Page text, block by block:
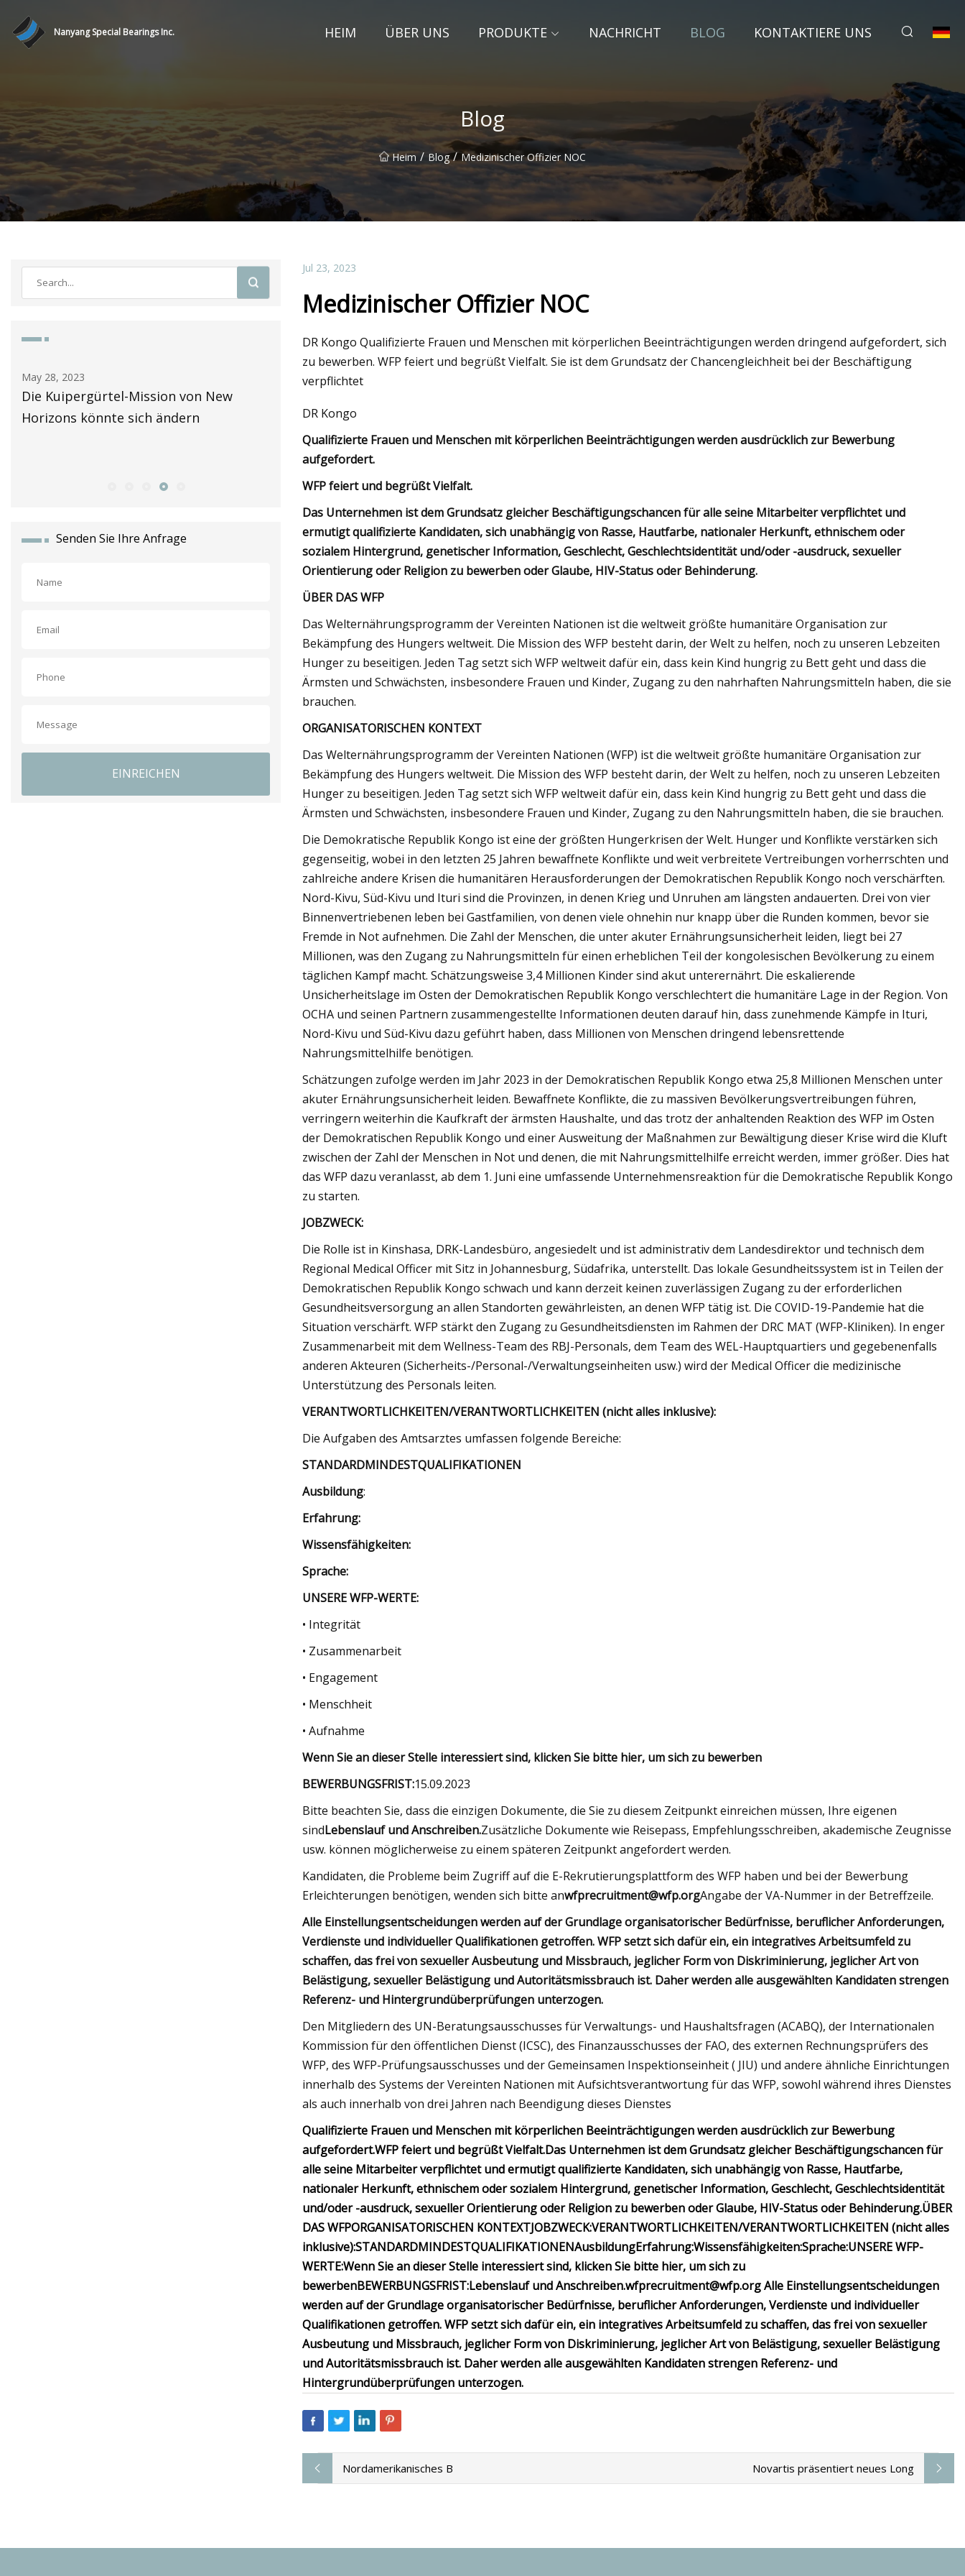
Nanyang Special Bearings Inc. HEIM ÜBER UNS PRODUKTE NACHRICHT BLOG KONTAKTIERE UNS
Blog
Heim / Blog / Medizinischer Offizier NOC
May 28, 2023
Die Kuipergürtel-Mission von New
Horizons könnte sich ändern
May 29, 2023
wird bei (einigen) Prusa 3D-Druckern
einfacher
den Sun Belt-Volleyballspielern der
Senden Sie Ihre Anfrage
EINREICHEN
Jul 23, 2023
Medizinischer Offizier NOC
DR Kongo Qualifizierte Frauen und Menschen mit körperlichen Beeinträchtigungen werden dringend aufgefordert, sich
zu bewerben. WFP feiert und begrüßt Vielfalt. Sie ist dem Grundsatz der Chancengleichheit bei der Beschäftigung
verpflichtet
DR Kongo
Qualifizierte Frauen und Menschen mit körperlichen Beeinträchtigungen werden ausdrücklich zur Bewerbung
aufgefordert.
WFP feiert und begrüßt Vielfalt.
Das Unternehmen ist dem Grundsatz gleicher Beschäftigungschancen für alle seine Mitarbeiter verpflichtet und
ermutigt qualifizierte Kandidaten, sich unabhängig von Rasse, Hautfarbe, nationaler Herkunft, ethnischem oder
sozialem Hintergrund, genetischer Information, Geschlecht, Geschlechtsidentität und/oder -ausdruck, sexueller
Orientierung oder Religion zu bewerben oder Glaube, HIV-Status oder Behinderung.
ÜBER DAS WFP
Das Welternährungsprogramm der Vereinten Nationen ist die weltweit größte humanitäre Organisation zur
Bekämpfung des Hungers weltweit. Die Mission des WFP besteht darin, der Welt zu helfen, noch zu unseren Lebzeiten
Hunger zu beseitigen. Jeden Tag setzt sich WFP weltweit dafür ein, dass kein Kind hungrig zu Bett geht und dass die
Ärmsten und Schwächsten, insbesondere Frauen und Kinder, Zugang zu den nahrhaften Nahrungsmitteln haben, die sie
brauchen.
ORGANISATORISCHEN KONTEXT
Das Welternährungsprogramm der Vereinten Nationen (WFP) ist die weltweit größte humanitäre Organisation zur
Bekämpfung des Hungers weltweit. Die Mission des WFP besteht darin, der Welt zu helfen, noch zu unseren Lebzeiten
Hunger zu beseitigen. Jeden Tag setzt sich WFP weltweit dafür ein, dass kein Kind hungrig zu Bett geht und dass die
Ärmsten und Schwächsten, insbesondere Frauen und Kinder, Zugang zu den Nahrungsmitteln haben, die sie brauchen.
Die Demokratische Republik Kongo ist eine der größten Hungerkrisen der Welt. Hunger und Konflikte verstärken sich
gegenseitig, wobei in den letzten 25 Jahren bewaffnete Konflikte und weit verbreitete Vertreibungen vorherrschten und
zahlreiche andere Krisen die humanitären Herausforderungen der Demokratischen Republik Kongo noch verschärften.
Nord-Kivu, Süd-Kivu und Ituri sind die Provinzen, in denen Krieg und Unruhen am längsten andauerten. Drei von vier
Binnenvertriebenen leben bei Gastfamilien, von denen viele ohnehin nur knapp über die Runden kommen, bevor sie
Fremde in Not aufnehmen. Die Zahl der Menschen, die unter akuter Ernährungsunsicherheit leiden, liegt bei 27
Millionen, was den Zugang zu Nahrungsmitteln für einen erheblichen Teil der kongolesischen Bevölkerung zu einem
täglichen Kampf macht. Schätzungsweise 3,4 Millionen Kinder sind akut unterernährt. Die eskalierende
Unsicherheitslage im Osten der Demokratischen Republik Kongo verschlechtert die humanitäre Lage in der Region. Von
OCHA und seinen Partnern zusammengestellte Informationen deuten darauf hin, dass zunehmende Kämpfe in Ituri,
Nord-Kivu und Süd-Kivu dazu geführt haben, dass Millionen von Menschen dringend lebensrettende
Nahrungsmittelhilfe benötigen.
Schätzungen zufolge werden im Jahr 2023 in der Demokratischen Republik Kongo etwa 25,8 Millionen Menschen unter
akuter Ernährungsunsicherheit leiden. Bewaffnete Konflikte, die zu massiven Bevölkerungsvertreibungen führen,
verringern weiterhin die Kaufkraft der ärmsten Haushalte, und das trotz der anhaltenden Reaktion des WFP im Osten
der Demokratischen Republik Kongo und einer Ausweitung der Maßnahmen zur Bewältigung dieser Krise wird die Kluft
zwischen der Zahl der Menschen in Not und denen, die mit Nahrungsmittelhilfe erreicht werden, immer größer. Dies hat
das WFP dazu veranlasst, ab dem 1. Juni eine umfassende Unternehmensreaktion für die Demokratische Republik Kongo
zu starten.
JOBZWECK:
Die Rolle ist in Kinshasa, DRK-Landesbüro, angesiedelt und ist administrativ dem Landesdirektor und technisch dem
Regional Medical Officer mit Sitz in Johannesburg, Südafrika, unterstellt. Das lokale Gesundheitssystem ist in Teilen der
Demokratischen Republik Kongo schwach und kann derzeit keinen zuverlässigen Zugang zu der erforderlichen
Gesundheitsversorgung an allen Standorten gewährleisten, an denen WFP tätig ist. Die COVID-19-Pandemie hat die
Situation verschärft. WFP stärkt den Zugang zu Gesundheitsdiensten im Rahmen der DRC MAT (WFP-Kliniken). In enger
Zusammenarbeit mit dem Wellness-Team des RBJ-Personals, dem Team des WEL-Hauptquartiers und gegebenenfalls
anderen Akteuren (Sicherheits-/Personal-/Verwaltungseinheiten usw.) wird der Medical Officer die medizinische
Unterstützung des Personals leiten.
VERANTWORTLICHKEITEN/VERANTWORTLICHKEITEN (nicht alles inklusive):
Die Aufgaben des Amtsarztes umfassen folgende Bereiche:
STANDARDMINDESTQUALIFIKATIONEN
Ausbildung:
Erfahrung:
Wissensfähigkeiten:
Sprache:
UNSERE WFP-WERTE:
• Integrität
• Zusammenarbeit
• Engagement
• Menschheit
• Aufnahme
Wenn Sie an dieser Stelle interessiert sind, klicken Sie bitte hier, um sich zu bewerben
BEWERBUNGSFRIST:15.09.2023
Bitte beachten Sie, dass die einzigen Dokumente, die Sie zu diesem Zeitpunkt einreichen müssen, Ihre eigenen
sindLebenslauf und Anschreiben.Zusätzliche Dokumente wie Reisepass, Empfehlungsschreiben, akademische Zeugnisse
usw. können möglicherweise zu einem späteren Zeitpunkt angefordert werden.
Kandidaten, die Probleme beim Zugriff auf die E-Rekrutierungsplattform des WFP haben und bei der Bewerbung
Erleichterungen benötigen, wenden sich bitte anwfprecruitment@wfp.orgAngabe der VA-Nummer in der Betreffzeile.
Alle Einstellungsentscheidungen werden auf der Grundlage organisatorischer Bedürfnisse, beruflicher Anforderungen,
Verdienste und individueller Qualifikationen getroffen. WFP setzt sich dafür ein, ein integratives Arbeitsumfeld zu
schaffen, das frei von sexueller Ausbeutung und Missbrauch, jeglicher Form von Diskriminierung, jeglicher Art von
Belästigung, sexueller Belästigung und Autoritätsmissbrauch ist. Daher werden alle ausgewählten Kandidaten strengen
Referenz- und Hintergrundüberprüfungen unterzogen.
Den Mitgliedern des UN-Beratungsausschusses für Verwaltungs- und Haushaltsfragen (ACABQ), der Internationalen
Kommission für den öffentlichen Dienst (ICSC), des Finanzausschusses der FAO, des externen Rechnungsprüfers des
WFP, des WFP-Prüfungsausschusses und der Gemeinsamen Inspektionseinheit ( JIU) und andere ähnliche Einrichtungen
innerhalb des Systems der Vereinten Nationen mit Aufsichtsverantwortung für das WFP, sowohl während ihres Dienstes
als auch innerhalb von drei Jahren nach Beendigung dieses Dienstes
Qualifizierte Frauen und Menschen mit körperlichen Beeinträchtigungen werden ausdrücklich zur Bewerbung
aufgefordert.WFP feiert und begrüßt Vielfalt.Das Unternehmen ist dem Grundsatz gleicher Beschäftigungschancen für
alle seine Mitarbeiter verpflichtet und ermutigt qualifizierte Kandidaten, sich unabhängig von Rasse, Hautfarbe,
nationaler Herkunft, ethnischem oder sozialem Hintergrund, genetischer Information, Geschlecht, Geschlechtsidentität
und/oder -ausdruck, sexueller Orientierung oder Religion zu bewerben oder Glaube, HIV-Status oder Behinderung.ÜBER
DAS WFPORGANISATORISCHEN KONTEXTJOBZWECK:VERANTWORTLICHKEITEN/VERANTWORTLICHKEITEN (nicht alles
inklusive):STANDARDMINDESTQUALIFIKATIONENAusbildungErfahrung:Wissensfähigkeiten:Sprache:UNSERE WFP-
WERTE:Wenn Sie an dieser Stelle interessiert sind, klicken Sie bitte hier, um sich zu
bewerbenBEWERBUNGSFRIST:Lebenslauf und Anschreiben.wfprecruitment@wfp.orgAlle Einstellungsentscheidungen
werden auf der Grundlage organisatorischer Bedürfnisse, beruflicher Anforderungen, Verdienste und individueller
Qualifikationen getroffen. WFP setzt sich dafür ein, ein integratives Arbeitsumfeld zu schaffen, das frei von sexueller
Ausbeutung und Missbrauch, jeglicher Form von Diskriminierung, jeglicher Art von Belästigung, sexueller Belästigung
und Autoritätsmissbrauch ist. Daher werden alle ausgewählten Kandidaten strengen Referenz- und
Hintergrundüberprüfungen unterzogen.
Nordamerikanisches B Novartis präsentiert neues Long